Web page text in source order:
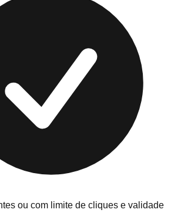
ou com limite de cliques e validade